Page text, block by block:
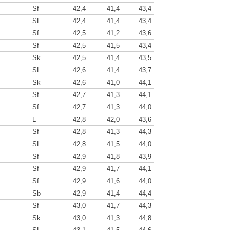
Sf 42,4 41,4
43,4
SL
42,4 41,4
43,4
Sf
42,5 41,2
43,6
Sf
42,5 41,5
43,4
Sk
42,5 41,4
43,5
SL
42,6 41,4
43,7
Sk
42,6 41,0
44,1
Sf
42,7 41,3
44,1
Sf
42,7 41,3
44,0
L
42,8 42,0
43,6
Sf
42,8 41,3
44,3
SL
42,8 41,5
44,0
Sf
42,9 41,8
43,9
Sf
42,9 41,7
44,1
Sf
42,9 41,6
44,0
Sb
42,9 41,4
44,4
Sf
43,0 41,7
44,3
Sk
43,0 41,3
44,8